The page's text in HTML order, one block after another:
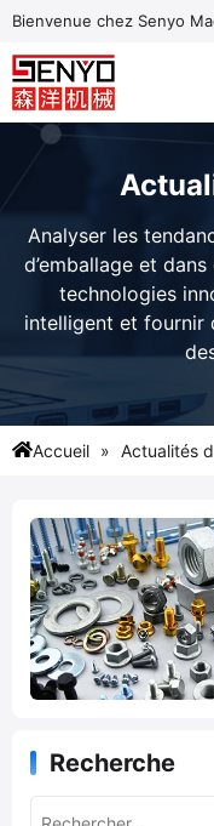
Aller
contenu
Bienvenue chez Senyo
Analyser les
d’emballage et
technologies
intelligent et fournir
Accueil Actualités
Recherche